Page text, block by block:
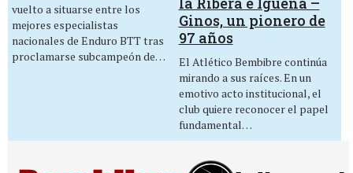
vuelto a situarse entre los
mejores especialistas
nacionales de Enduro BTT tras
proclamarse subcampeón de…
Ginos, un pionero de
97 años
El Atlético Bembibre continúa
mirando a sus raíces. En un
emotivo acto institucional, el
club quiere reconocer el papel
fundamental…